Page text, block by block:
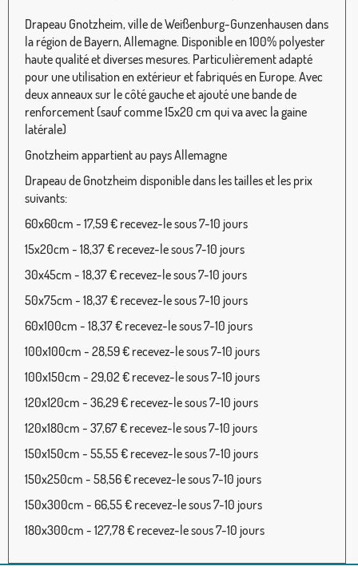
Drapeau Gnotzheim, ville de Weißenburg-Gunzenhausen dans
la région de Bayern, Allemagne. Disponible en 100% polyester
haute qualité et diverses mesures. Particulièrement adapté
pour une utilisation en extérieur et fabriqués en Europe. Avec
deux anneaux sur le côté gauche et ajouté une bande de
renforcement (sauf comme 15x20 cm qui va avec la gaine
latérale)
Gnotzheim appartient au pays Allemagne
Drapeau de Gnotzheim disponible dans les tailles et les prix
suivants:
60x60cm - 17,59 € recevez-le sous 7-10 jours
15x20cm - 18,37 € recevez-le sous 7-10 jours
30x45cm - 18,37 € recevez-le sous 7-10 jours
50x75cm - 18,37 € recevez-le sous 7-10 jours
60x100cm - 18,37 € recevez-le sous 7-10 jours
100x100cm - 28,59 € recevez-le sous 7-10 jours
100x150cm - 29,02 € recevez-le sous 7-10 jours
120x120cm - 36,29 € recevez-le sous 7-10 jours
120x180cm - 37,67 € recevez-le sous 7-10 jours
150x150cm - 55,55 € recevez-le sous 7-10 jours
150x250cm - 58,56 € recevez-le sous 7-10 jours
150x300cm - 66,55 € recevez-le sous 7-10 jours
180x300cm - 127,78 € recevez-le sous 7-10 jours